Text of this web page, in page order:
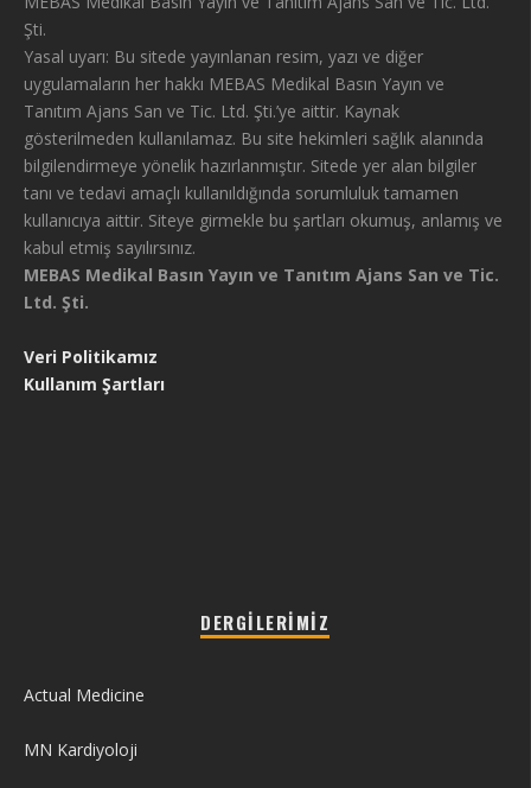
Şti.
Yasal uyarı: Bu sitede yayınlanan resim, yazı ve diğer
uygulamaların her hakkı MEBAS Medikal Basın Yayın ve
Tanıtım Ajans San ve Tic. Ltd. Şti.’ye aittir. Kaynak
gösterilmeden kullanılamaz. Bu site hekimleri sağlık alanında
bilgilendirmeye yönelik hazırlanmıştır. Sitede yer alan bilgiler
tanı ve tedavi amaçlı kullanıldığında sorumluluk tamamen
kullanıcıya aittir. Siteye girmekle bu şartları okumuş, anlamış ve
kabul etmiş sayılırsınız.
MEBAS Medikal Basın Yayın ve Tanıtım Ajans San ve Tic.
Ltd. Şti.
Veri Politikamız
Kullanım Şartları
DERGILERIMIZ
Actual Medicine
MN Kardiyoloji